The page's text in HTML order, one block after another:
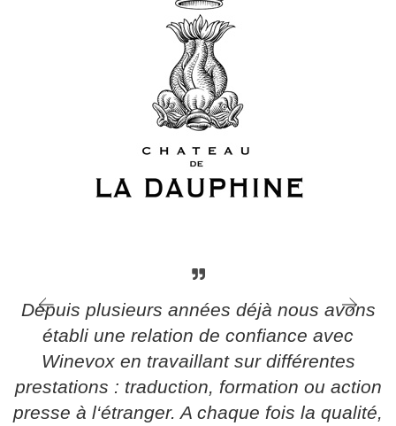
Depuis plusieurs années déjà nous avons
établi une relation de confiance avec
Winevox en travaillant sur différentes
prestations : traduction, formation ou action
presse à l‘étranger. A chaque fois la qualité,